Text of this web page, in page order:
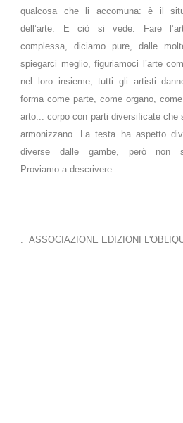
qualcosa che li accomuna: è il
dell’arte. E ciò si vede. Fare
complessa, diciamo pure, dalle
spiegarci meglio, figuriamoci l’arte
nel loro insieme, tutti gli artisti
forma come parte, come organo,
arto... corpo con parti diversificate che
armonizzano. La testa ha aspetto
diverse dalle gambe, però non
Proviamo a descrivere.
. ASSOCIAZIONE EDIZIONI